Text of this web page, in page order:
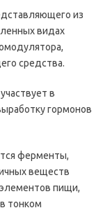
из
видах
средства.
в
гормонов
ферменты,
веществ
пищи,
тонком